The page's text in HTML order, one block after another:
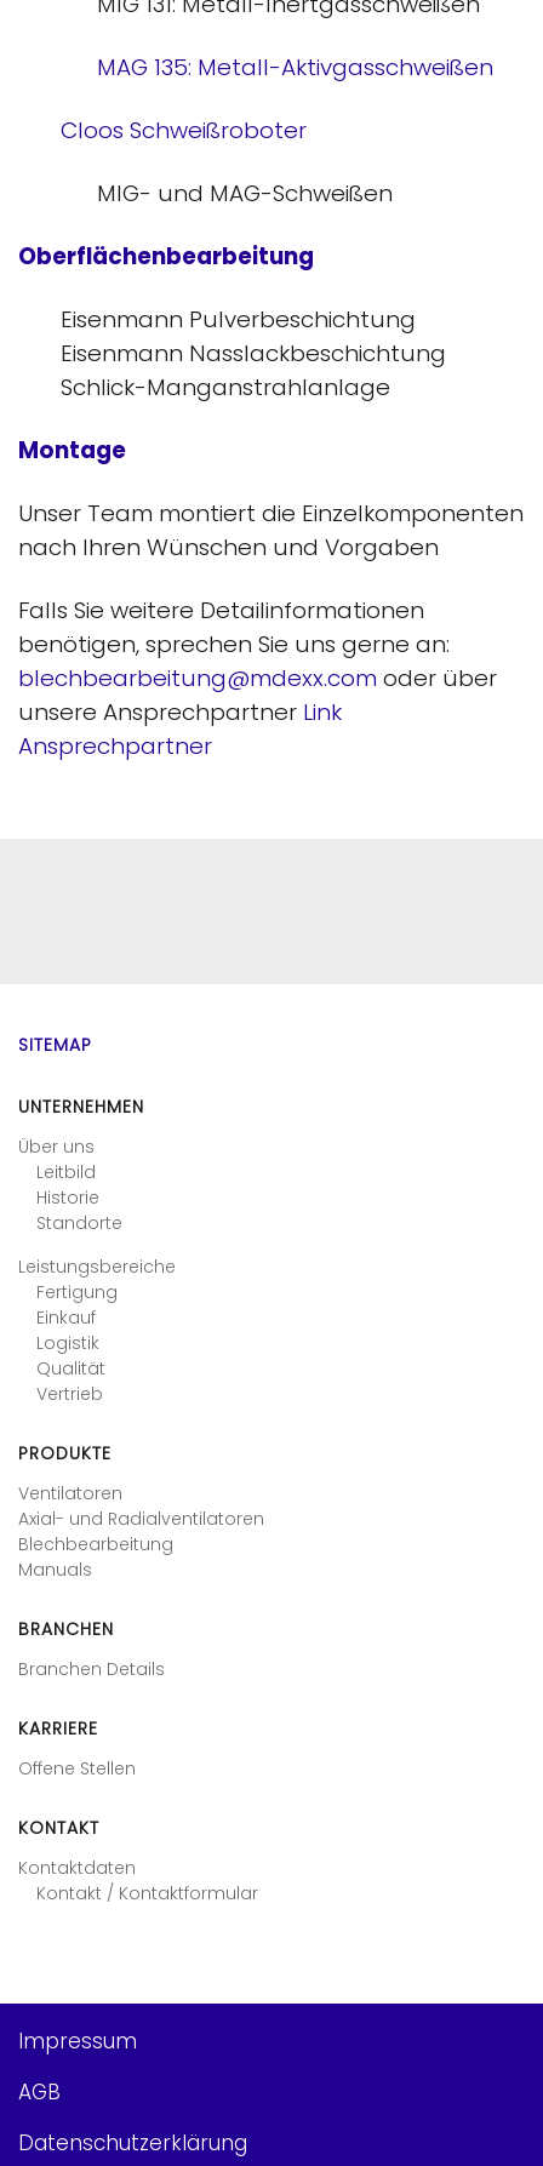
MAG 135: Metall-Aktivgasschweißen
Cloos Schweißroboter
MIG- und MAG-Schweißen
Oberflächenbearbeitung
Eisenmann Pulverbeschichtung
Eisenmann Nasslackbeschichtung
Schlick-Manganstrahlanlage
Montage
Unser Team montiert die Einzelkomponenten
nach Ihren Wünschen und Vorgaben
Falls Sie weitere Detailinformationen
benötigen, sprechen Sie uns gerne an:
blechbearbeitung@mdexx.com oder über
unsere Ansprechpartner Link
Ansprechpartner
SITEMAP
UNTERNEHMEN
Über uns
Leitbild
Historie
Standorte
Leistungsbereiche
Fertigung
Einkauf
Logistik
Qualität
Vertrieb
PRODUKTE
Ventilatoren
Axial- und Radialventilatoren
Blechbearbeitung
Manuals
BRANCHEN
Branchen Details
KARRIERE
Offene Stellen
KONTAKT
Kontaktdaten
Kontakt / Kontaktformular
Impressum
AGB
Datenschutzerklärung